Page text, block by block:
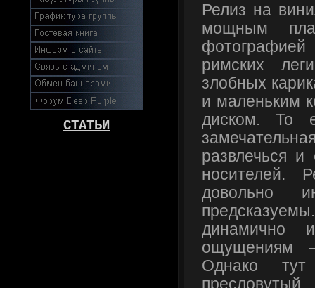
СТАТЬИ
Релиз на
мощным
римских
злобных
и маленьким
диском. То
развлечься и
носителей.
довольно
динамично
ощущениям
Однако